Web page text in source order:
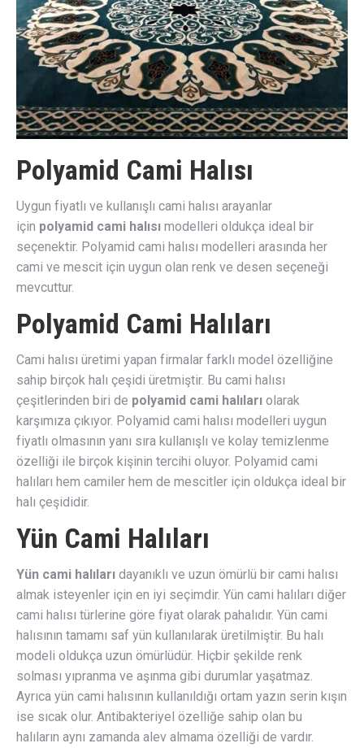
Polyamid Cami Halısı
Uygun fiyatlı ve kullanışlı cami halısı arayanlar
için polyamid cami halısı modelleri oldukça ideal bir
seçenektir. Polyamid cami halısı modelleri arasında her
cami ve mescit için uygun olan renk ve desen seçeneği
mevcuttur.
Polyamid Cami Halıları
Cami halısı üretimi yapan firmalar farklı model özelliğine
sahip birçok halı çeşidi üretmiştir. Bu cami halısı
çeşitlerinden biri de polyamid cami halıları olarak
karşımıza çıkıyor. Polyamid cami halısı modelleri uygun
fiyatlı olmasının yanı sıra kullanışlı ve kolay temizlenme
özelliği ile birçok kişinin tercihi oluyor. Polyamid cami
halıları hem camiler hem de mescitler için oldukça ideal bir
halı çeşididir.
Yün Cami Halıları
Yün cami halıları dayanıklı ve uzun ömürlü bir cami halısı
almak isteyenler için en iyi seçimdir. Yün cami halıları diğer
cami halısı türlerine göre fiyat olarak pahalıdır. Yün cami
halısının tamamı saf yün kullanılarak üretilmiştir. Bu halı
modeli oldukça uzun ömürlüdür. Hiçbir şekilde renk
solması yıpranma ve aşınma gibi durumlar yaşatmaz.
Ayrıca yün cami halısının kullanıldığı ortam yazın serin kışın
ise sıcak olur. Antibakteriyel özelliğe sahip olan bu
halıların aynı zamanda alev almama özelliği de vardır.